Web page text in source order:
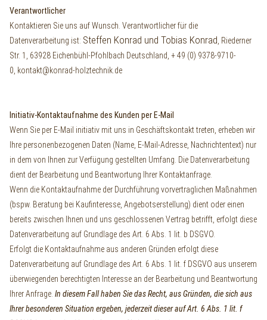
Verantwortlicher
Kontaktieren Sie uns auf Wunsch. Verantwortlicher für die
Datenverarbeitung ist: Steffen Konrad und Tobias Konrad , Riederner
Str. 1, 63928 Eichenbühl-Pfohlbach Deutschland, + 49 (0) 9378-9710-
0, kontakt@konrad-holztechnik.de
Initiativ-Kontaktaufnahme des Kunden per E-Mail
Wenn Sie per E-Mail initiativ mit uns in Geschäftskontakt treten, erheben wir
Ihre personenbezogenen Daten (Name, E-Mail-Adresse, Nachrichtentext) nur
in dem von Ihnen zur Verfügung gestellten Umfang. Die Datenverarbeitung
dient der Bearbeitung und Beantwortung Ihrer Kontaktanfrage.
Wenn die Kontaktaufnahme der Durchführung vorvertraglichen Maßnahmen
(bspw. Beratung bei Kaufinteresse, Angebotserstellung) dient oder einen
bereits zwischen Ihnen und uns geschlossenen Vertrag betrifft, erfolgt diese
Datenverarbeitung auf Grundlage des Art. 6 Abs. 1 lit. b DSGVO.
Erfolgt die Kontaktaufnahme aus anderen Gründen erfolgt diese
Datenverarbeitung auf Grundlage des Art. 6 Abs. 1 lit. f DSGVO aus unserem
überwiegenden berechtigten Interesse an der Bearbeitung und Beantwortung
Ihrer Anfrage. In diesem Fall haben Sie das Recht, aus Gründen, die sich aus
Ihrer besonderen Situation ergeben, jederzeit dieser auf Art. 6 Abs. 1 lit. f